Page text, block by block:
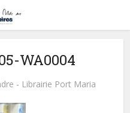
WA0004
- Librairie Port Maria